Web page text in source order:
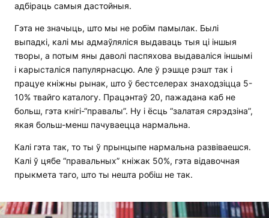
адбіраць самыя дастойныя.
Гэта не значыць, што мы не робім памылак. Былі
выпадкі, калі мы адмаўляліся выдаваць тыя ці іншыя
творы, а потым яны даволі паспяхова выдаваліся іншымі
і карысталіся папулярнасцю. Але ў рэшце рэшт так і
працуе кніжны рынак, што ў бестселерах знаходзіцца 5-
10% твайго каталогу. Працэнтаў 20, пажадана каб не
больш, гэта кнігі-“правалы”. Ну і ёсць “залатая сярэдзіна”,
якая больш-менш пачуваецца нармальна.
Калі гэта так, то ты ў прынцыпе нармальна развіваешся.
Калі ў цябе “правальных” кніжак 50%, гэта відавочная
прыкмета таго, што ты нешта робіш не так.